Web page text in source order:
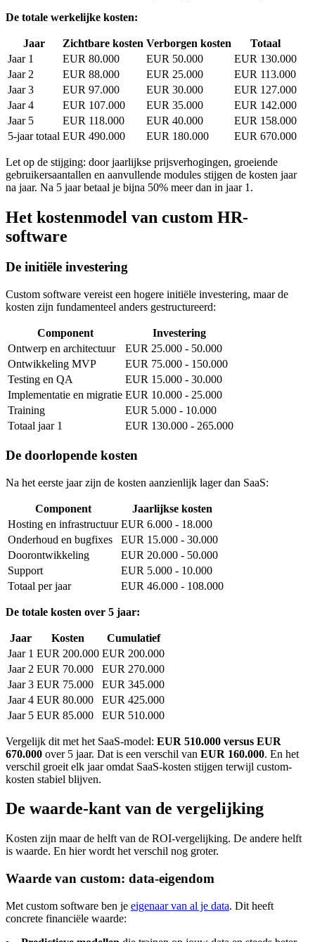
De totale werkelijke kosten:
Jaar Zichtbare kosten Verborgen kosten
Totaal
Jaar 1
EUR 80.000 EUR 50.000
EUR 130.000
Jaar 2
EUR 88.000 EUR 25.000
EUR 113.000
Jaar 3
EUR 97.000 EUR 30.000
EUR 127.000
Jaar 4
EUR 107.000 EUR 35.000
EUR 142.000
Jaar 5
EUR 118.000 EUR 40.000
EUR 158.000
5-jaar totaal EUR 490.000 EUR 180.000 EUR 670.000
Let op de stijging: door jaarlijkse prijsverhogingen, groeiende
gebruikersaantallen en aanvullende modules stijgen de kosten jaar
na jaar. Na 5 jaar betaal je bijna 50% meer dan in jaar 1.
Het kostenmodel van custom HR-
software
De initiële investering
Custom software vereist een hogere initiële investering, maar de
kosten zijn fundamenteel anders gestructureerd:
Component
Investering
Ontwerp en architectuur
EUR 25.000 - 50.000
Ontwikkeling MVP
EUR 75.000 - 150.000
Testing en QA
EUR 15.000 - 30.000
Implementatie en migratie EUR 10.000 - 25.000
Training
EUR 5.000 - 10.000
Totaal jaar 1
EUR 130.000 - 265.000
De doorlopende kosten
Na het eerste jaar zijn de kosten aanzienlijk lager dan SaaS:
Component
Jaarlijkse kosten
Hosting en infrastructuur EUR 6.000 - 18.000
Onderhoud en bugfixes
EUR 15.000 - 30.000
Doorontwikkeling
EUR 20.000 - 50.000
Support
EUR 5.000 - 10.000
Totaal per jaar
EUR 46.000 - 108.000
De totale kosten over 5 jaar:
Jaar Kosten
Cumulatief
Jaar 1 EUR 200.000 EUR 200.000
Jaar 2 EUR 70.000
EUR 270.000
Jaar 3 EUR 75.000
EUR 345.000
Jaar 4 EUR 80.000
EUR 425.000
Jaar 5 EUR 85.000 EUR 510.000
Vergelijk dit met het SaaS-model: EUR 510.000 versus EUR
670.000 over 5 jaar. Dat is een verschil van EUR 160.000. En het
verschil groeit elk jaar omdat SaaS-kosten stijgen terwijl custom-
kosten stabiel blijven.
De waarde-kant van de vergelijking
Kosten zijn maar de helft van de ROI-vergelijking. De andere helft
is waarde. En hier wordt het verschil nog groter.
Waarde van custom: data-eigendom
Met custom software ben je eigenaar van al je data. Dit heeft
concrete financiële waarde: